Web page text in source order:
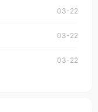
亚、欧洲等国家和地区
等国家和地区时，网易
到这个问题
制」的问题，无论人在
03-22
03-22
03-22